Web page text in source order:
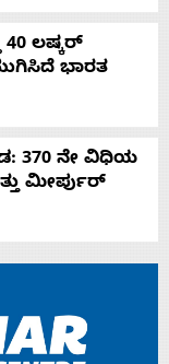
40 ಲಷ್ಕರ್
ಭಾರತ
370 ನೇ ವಿಧಿಯ
ಮೀರ್ಪುರ್